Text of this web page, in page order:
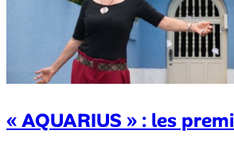
« AQUARIUS » : les